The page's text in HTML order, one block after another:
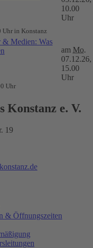
Uhr in Konstanz
10.00
Uhr
Medien: Was
Uhr
am Mo.
07.12.26,
15.00
Uhr
Konstanz e. V.
19
& Öffnungszeiten